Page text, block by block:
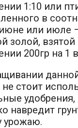
1:10 или
в
или июле
золой, взятой
200гр на 1
не стоит
удобрения,
навредит
урожаю.